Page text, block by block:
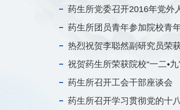
药生所党委召开2016年党外
药生所团员青年参加院校青
热烈祝贺李聪然副研究员荣
祝贺药生所荣获院校“一二•
药生所召开工会干部座谈会
药生所召开学习贯彻党的十